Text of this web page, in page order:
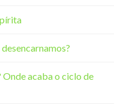
acaba o ciclo de